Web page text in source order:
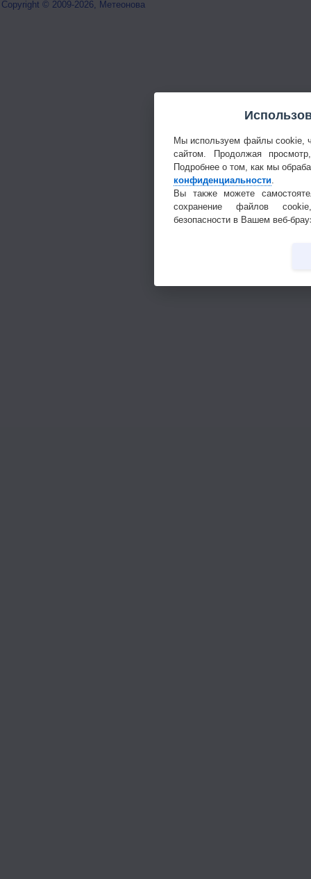
Copyright © 2009-2026, Метеонова
Мы используем файлы cookie,
сайтом. Продолжая
Подробнее о том, как мы
конфиденциальности
Вы также можете
сохранение файлов
безопасности в Вашем веб-